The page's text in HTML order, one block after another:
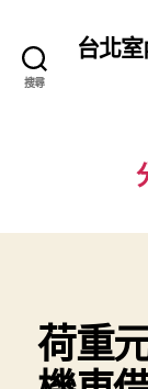
搜尋
台北
荷重